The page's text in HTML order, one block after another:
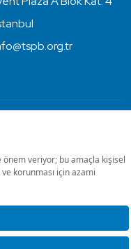
Gizlilik